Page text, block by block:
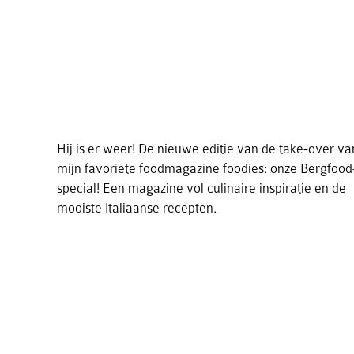
Hij is er weer! De nieuwe editie van de take-over
mijn favoriete foodmagazine foodies: onze
special! Een magazine vol culinaire inspiratie en de
mooiste Italiaanse recepten.